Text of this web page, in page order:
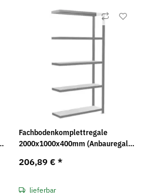
Fachbodenkomplettregale
2000x1000x400mm (Anbauregal)
206,89 € *
lieferbar